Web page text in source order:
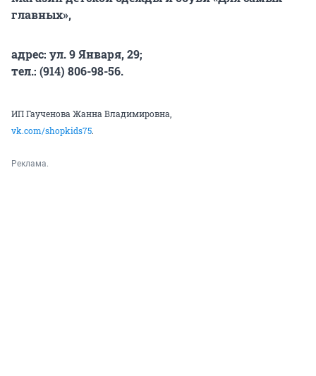
главных»,
адрес: ул. 9 Января, 29;
тел.: (914) 806-98-56.
ИП Гаученова Жанна Владимировна,
vk.com/shopkids75.
Реклама.